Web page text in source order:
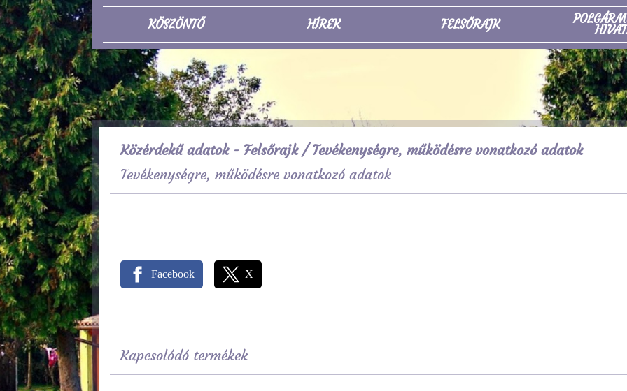
KÖSZÖNTŐ HÍREK FELSŐRAJK
Közérdekű adatok - Felsőrajk/ Tevékenységre, működésre vonatkozó adatok
Tevékenységre, működésre vonatkozó adatok
Facebook X
Kapcsolódó termékek